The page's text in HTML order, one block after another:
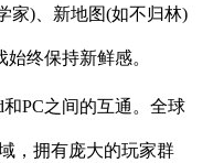
家)、新地图(如不归林)
终保持新鲜感。
PC之间的互通。全球
，拥有庞大的玩家群